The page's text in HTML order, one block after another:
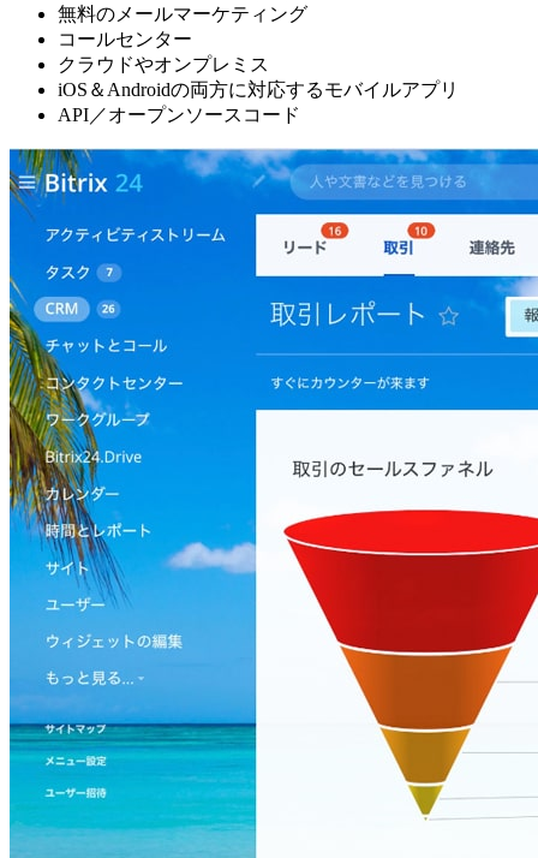
無料のメールマーケティング
コールセンター
クラウドやオンプレミス
iOS＆Androidの両方に対応するモバイルアプリ
API／オープンソースコード